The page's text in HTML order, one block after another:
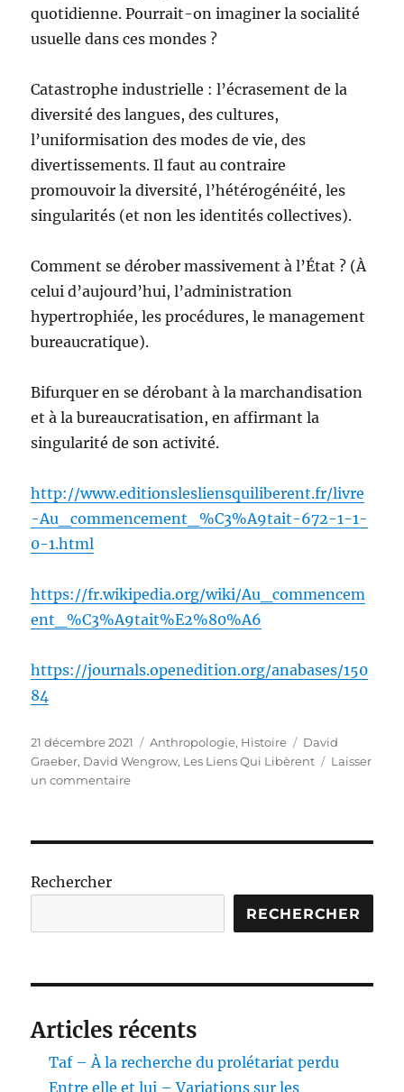
quotidienne. Pourrait-on imaginer la socialité
usuelle dans ces mondes ?
Catastrophe industrielle : l’écrasement de la
diversité des langues, des cultures,
l’uniformisation des modes de vie, des
divertissements. Il faut au contraire
promouvoir la diversité, l’hétérogénéité, les
singularités (et non les identités collectives).
Comment se dérober massivement à l’État ? (À
celui d’aujourd’hui, l’administration
hypertrophiée, les procédures, le management
bureaucratique).
Bifurquer en se dérobant à la marchandisation
et à la bureaucratisation, en affirmant la
singularité de son activité.
http://www.editionslesliensquiliberent.fr/livre
-Au_commencement_%C3%A9tait-672-1-1-
0-1.html
https://fr.wikipedia.org/wiki/Au_commencem
ent_%C3%A9tait%E2%80%A6
https://journals.openedition.org/anabases/150
84
Publié
le
21 décembre 2021 Catégories
Anthropologie, Histoire Étiquettes
David
Graeber, David Wengrow, Les Liens Qui Libèrent
Laisser
un commentairesur
histoire
l’humanité
Rechercher
RECHERCHER
Articles récents
Taf – À la recherche du prolétariat perdu
Entre elle et lui – Variations sur les